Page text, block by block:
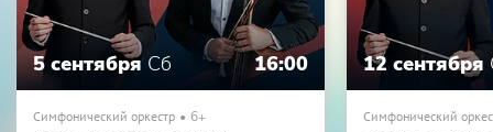
5 сентября Сб 16:00
Симфонический оркестр 6+
12 сентября
Симфонический